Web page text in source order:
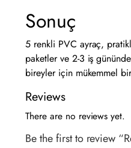
Sonuç
5 renkli PVC ayraç,
paketler ve 2-3 iş
bireyler için mükemmel
Reviews
There are no reviews yet.
Be the first to review